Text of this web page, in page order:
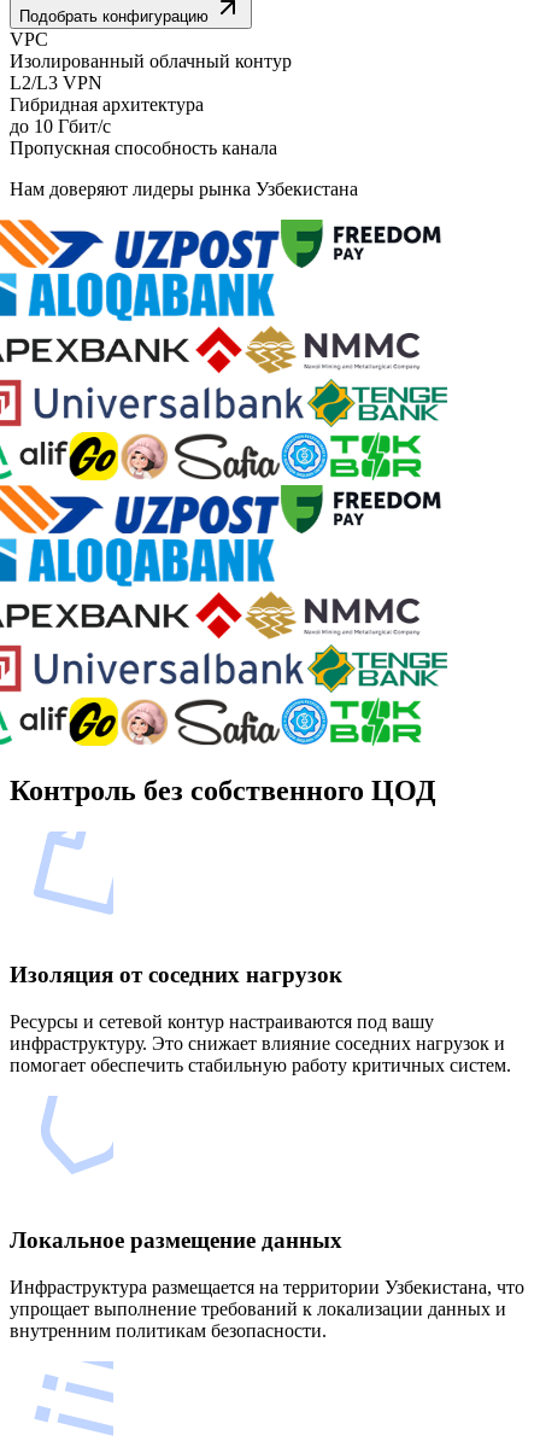
Подобрать конфигурацию
VPC
Изолированный облачный контур
L2/L3 VPN
Гибридная архитектура
до 10 Гбит/с
Пропускная способность канала
Нам доверяют лидеры рынка Узбекистана
Контроль без собственного ЦОД
Изоляция от соседних нагрузок
Ресурсы и сетевой контур настраиваются под вашу
инфраструктуру. Это снижает влияние соседних нагрузок и
помогает обеспечить стабильную работу критичных систем.
Локальное размещение данных
Инфраструктура размещается на территории Узбекистана, что
упрощает выполнение требований к локализации данных и
внутренним политикам безопасности.